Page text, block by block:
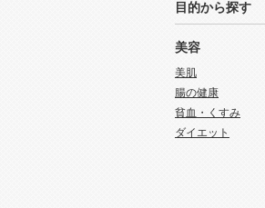
目的から探す
美容
美肌
腸の健康
貧血・くすみ
ダイエット